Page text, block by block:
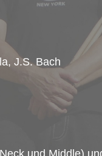
J.S. Bach
und Middle)